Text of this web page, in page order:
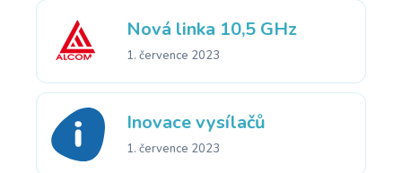
Nová linka 10,5 GHz
1. července 2023
Inovace vysílačů
1. července 2023